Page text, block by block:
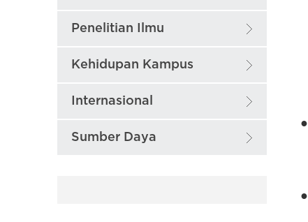
Penelitian Ilmu
Kehidupan Kampus
Internasional
Sumber Daya
●
●